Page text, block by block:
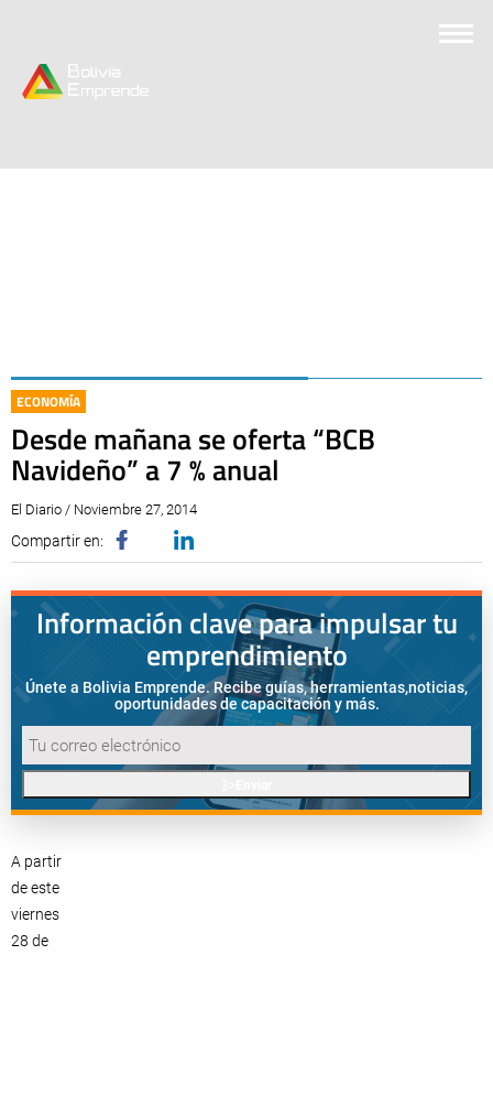
ECONOMÍA
Desde mañana se oferta “BCB
Navideño” a 7 % anual
El Diario / Noviembre 27, 2014
Compartir en:
Información clave para impulsar tu
emprendimiento
Únete a Bolivia Emprende. Recibe guías, herramientas,noticias,
oportunidades de capacitación y más.
A partir
de este
viernes
28 de